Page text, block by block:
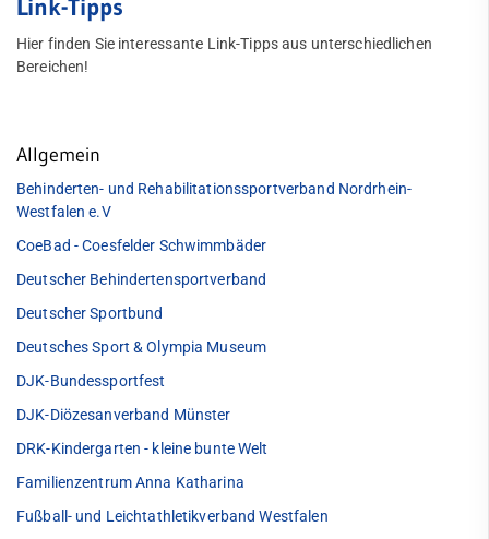
Link-Tipps
Hier finden Sie interessante Link-Tipps aus unterschiedlichen
Bereichen!
Allgemein
Behinderten- und Rehabilitationssportverband Nordrhein-
Westfalen e.V
CoeBad - Coesfelder Schwimmbäder
Deutscher Behindertensportverband
Deutscher Sportbund
Deutsches Sport & Olympia Museum
DJK-Bundessportfest
DJK-Diözesanverband Münster
DRK-Kindergarten - kleine bunte Welt
Familienzentrum Anna Katharina
Fußball- und Leichtathletikverband Westfalen
Link-Tipps
Jobs
Fragen & Antworten
Downloads
SportWelt
Quicklinks
Sportangebote
Abteilungen
Angebote SportWelt
mobile
Kinder & Jugendliche
Erwachsene
Fitnessstudio
Service
Jobs